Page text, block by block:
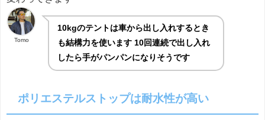
Tomo
10kgのテントは車から出し入れするとき
も結構力を使います 10回連続で出し入れ
したら手がパンパンになりそうです
ポリエステルストップは耐水性が高い